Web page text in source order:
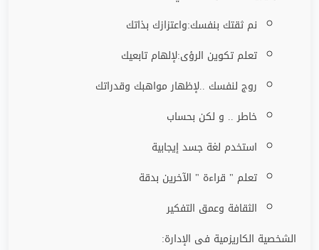
نم ثقتك بنفسك:واعتزازك بذاتك
تعلم تكوين الرؤى:لإلهام تابعيك
روج لنفسك ..لإظهار مواهبك وقدراتك
خاطر .. و لكن بحساب
استخدم لغة جسد إيجابية
تعلم " قراءة " الآخرين بدقة
الثقافة وعمق التفكير
الشخصية الكاريزمية فى الإدارة: